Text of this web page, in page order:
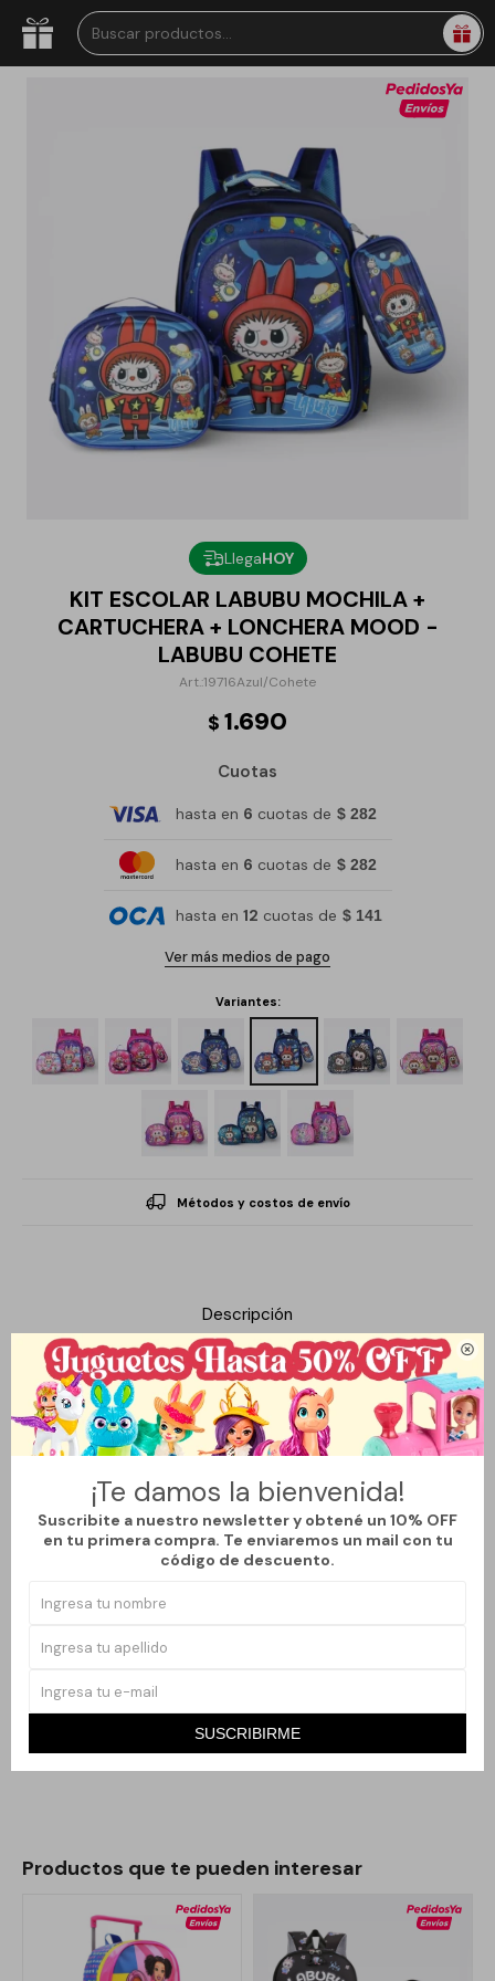

¡Te damos la bienvenida!
Suscribite a nuestro newsletter y obtené un 10% OFF
en tu primera compra. Te enviaremos un mail con tu
código de descuento.
SUSCRIBIRME
LlegaHOY
KIT ESCOLAR LABUBU MOCHILA +
CARTUCHERA + LONCHERA MOOD -
LABUBU COHETE
19716Azul/Cohete
$ 1.690
Cuotas
hasta en 6 cuotas de $ 282
hasta en 6 cuotas de $ 282
hasta en 12 cuotas de $ 141
Ver más medios de pago
Variantes:
Métodos y costos de envío
Descripción
La mochila urbana Labubu es la elección perfecta para los
pequeños aventureros. Con una altura de 42 cm, su diseño es
ideal para acompañar a los niños en su día a día, ya sea en la
escuela o en actividades extracurriculares. Su estilo moderno y
atractivo se adapta a cualquier look, permitiendo que los niños se
sientan cómodos y seguros.
proporcionando todo lo necesario para un día completo de
mantener organizados los útiles escolares. La lonchera, por su
parte, asegura que los alimentos se mantengan frescos y listos
para disfrutar en el recreo.
Productos que te pueden interesar